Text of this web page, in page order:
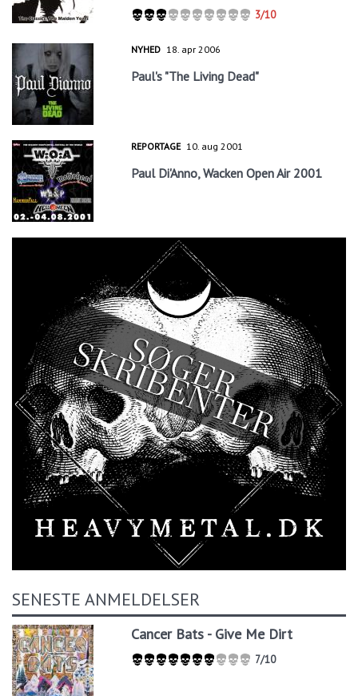
3/10
NYHED 18. apr 2006
Paul's "The Living Dead"
REPORTAGE 10. aug 2001
Paul Di'Anno, Wacken Open Air 2001
SENESTE ANMELDELSER
Cancer Bats - Give Me Dirt
7/10